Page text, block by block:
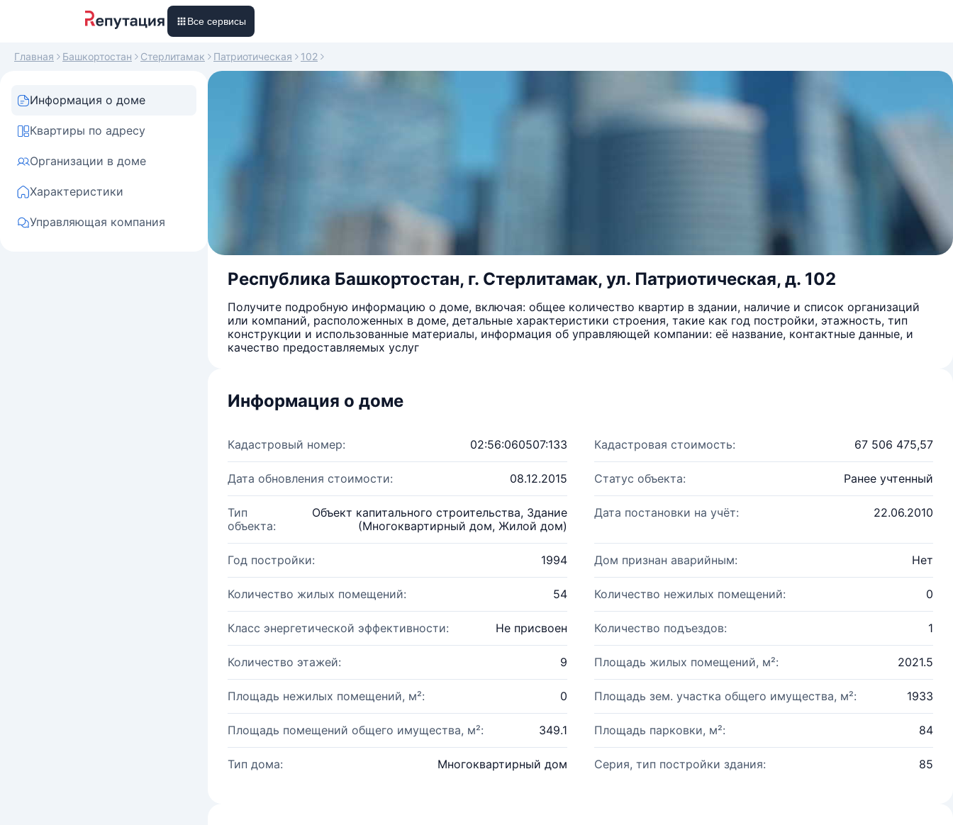
Все сервисы
Главная Башкортостан Стерлитамак Патриотическая 102
Информация о доме
Квартиры по адресу
Организации в доме
Характеристики
Управляющая компания
Республика Башкортостан, г. Стерлитамак, ул. Патриотическая, д. 102
Получите подробную информацию о доме, включая: общее количество квартир в здании, наличие и список организаций
или компаний, расположенных в доме, детальные характеристики строения, такие как год постройки, этажность, тип
конструкции и использованные материалы, информация об управляющей компании: её название, контактные данные, и
качество предоставляемых услуг
Информация о доме
Кадастровый номер: 02:56:060507:133 Кадастровая стоимость: 67 506 475,57
Дата обновления стоимости: 08.12.2015 Статус объекта: Ранее учтенный
Тип
объекта:
Объект капитального строительства, Здание
(Многоквартирный дом, Жилой дом)
Дата постановки на учёт: 22.06.2010
Год постройки: 1994 Дом признан аварийным: Нет
Количество жилых помещений: 54 Количество нежилых помещений: 0
Класс энергетической эффективности: Не присвоен Количество подъездов: 1
Количество этажей: 9 Площадь жилых помещений, м²: 2021.5
Площадь нежилых помещений, м²: 0 Площадь зем. участка общего имущества, м²: 1933
Площадь помещений общего имущества, м²: 349.1 Площадь парковки, м²: 84
Тип дома: Многоквартирный дом Серия, тип постройки здания: 85